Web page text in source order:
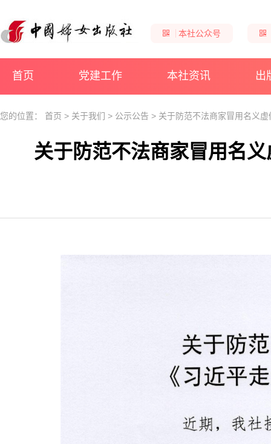
本社公众号
首页 党建工作 本社资讯 出
您的位置： 首页 > 关于我们 > 公示公告 > 关于防范不法商家冒用名义
关于防范不法商家冒用名